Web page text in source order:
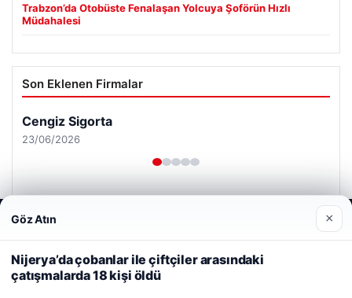
Trabzon’da Otobüste Fenalaşan Yolcuya Şoförün Hızlı
Müdahalesi
Son Eklenen Firmalar
Cengiz Sigorta
23/06/2026
© 2026 Renkli Yazı – Güncel Haberler
Web sitemizi nasıl kullandığınızı daha iyi anlayabilmek,
deneyiminizi kişiselleştirmek ve geliştirmek amacıyla çerezler
kullanıyoruz.
Çerez Politikamız
Reddet Kabul Et
Göz Atın ×
Nijerya’da çobanlar ile çiftçiler arasındaki
çatışmalarda 18 kişi öldü